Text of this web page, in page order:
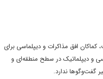
افق مذاکرات و دیپلماسی برای
و دیپلماتیک در سطح منطقه‌ای و
گفت‌وگوها ندارد.